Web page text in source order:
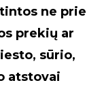
ne prie
prekių ar
sūrio,
atstovai